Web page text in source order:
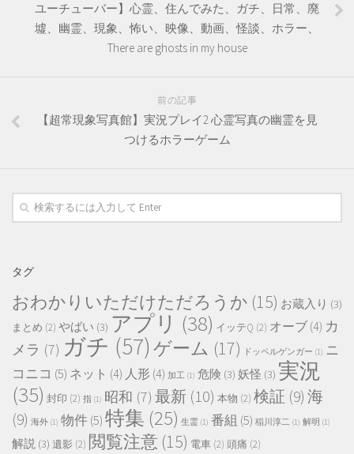
ユーチューバー】心霊、住んでみた、ガチ、日常、廃
墟、幽霊、現象、怖い、映像、動画、怪談、ホラー、
There are ghosts in my house
前の記事
【超常現象写真館】実況プレイ2 心霊写真の幽霊を見
つけるホラーゲーム
タグ
おわかりいただけただろうか (15) お蔵入り (3)
まとめ (2) やばい (3) アプリ (38) イッテQ (2) オーブ (4) カ
メラ (7) ガチ (57) ゲーム (17) ドッペルゲンガー (1) ニ
コニコ (5) ネット (4) 人形 (4) 加工 (1) 危険 (3) 妖怪 (3) 実況
(35) 封印 (2) 指 (1) 昭和 (7) 最新 (10) 本物 (2) 検証 (9) 海
(9) 海外 (1) 物件(5)特集 (25) 生霊 (1) 番組 (5) 稲川淳二 (1) 解明 (1)
解説 (3) 遺影 (2) 閲覧注意 (15) 電車 (2) 頭痛 (2)